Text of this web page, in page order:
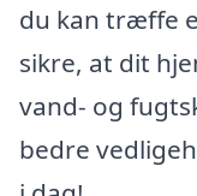
du kan træffe
sikre, at dit
vand- og
bedre